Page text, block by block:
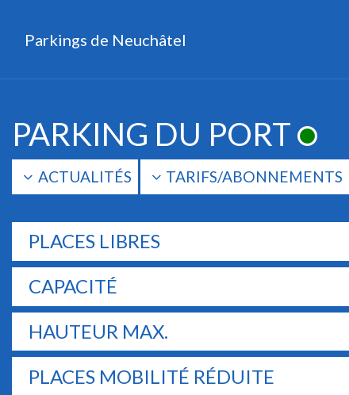
Main Navigation
Parkings de Neuchâtel
PARKING DU PORT
ACTUALITÉS TARIFS/ABONNEMENTS
PLACES LIBRES
CAPACITÉ
HAUTEUR MAX.
PLACES MOBILITÉ RÉDUITE